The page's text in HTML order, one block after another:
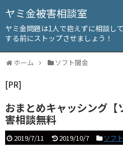
ヤミ金被害相談室
ヤミ金問題は1人で抱えずに相談し
する前にストップさせましょう！
ホーム ソフト闇金
[PR]
おまとめキャッシング
害相談無料
2019/7/11 2019/10/7 ソフ